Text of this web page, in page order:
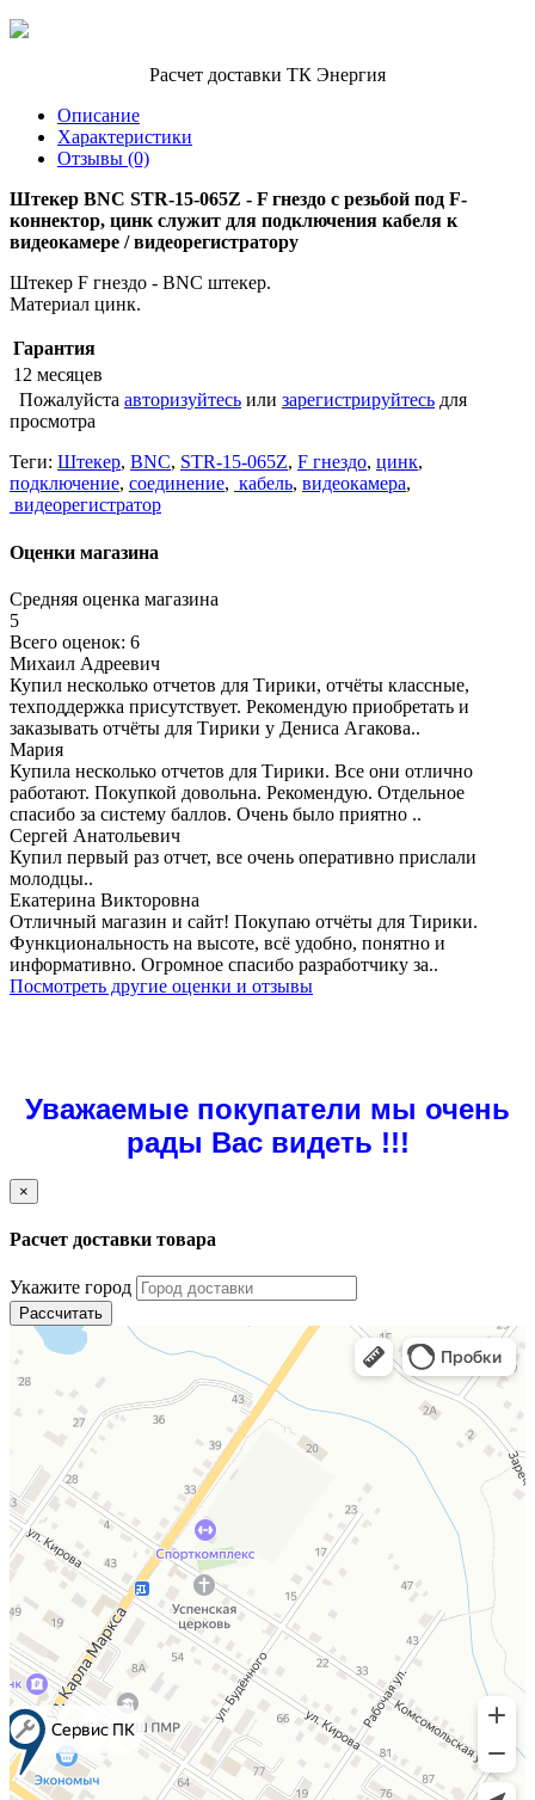
Расчет доставки ТК Энергия
Описание
Характеристики
Отзывы (0)
Штекер BNC STR-15-065Z - F гнездо с резьбой под F-
коннектор, цинк служит для подключения кабеля к
видеокамере / видеорегистратору
Штекер F гнездо - BNC штекер.
Материал цинк.
Гарантия
12 месяцев
Пожалуйста авторизуйтесь или зарегистрируйтесь для
просмотра
Теги: Штекер, BNC, STR-15-065Z, F гнездо, цинк,
подключение, соединение, кабель, видеокамера,
видеорегистратор
Оценки магазина
Средняя оценка магазина
5
Всего оценок: 6
Михаил Адреевич
Купил несколько отчетов для Тирики, отчёты классные,
техподдержка присутствует. Рекомендую приобретать и
заказывать отчёты для Тирики у Дениса Агакова..
Мария
Купила несколько отчетов для Тирики. Все они отлично
работают. Покупкой довольна. Рекомендую. Отдельное
спасибо за систему баллов. Очень было приятно ..
Сергей Анатольевич
Купил первый раз отчет, все очень оперативно прислали
молодцы..
Екатерина Викторовна
Отличный магазин и сайт! Покупаю отчёты для Тирики.
Функциональность на высоте, всё удобно, понятно и
информативно. Огромное спасибо разработчику за..
Посмотреть другие оценки и отзывы
Уважаемые покупатели мы очень
рады Вас видеть !!!
×
Расчет доставки товара
Укажите город
Рассчитать